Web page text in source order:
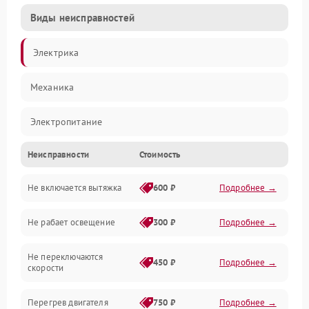
Виды неисправностей
Электрика
Механика
Электропитание
Вентиляция
Освещение
Механические повреждения
Электроника
Неисправности Стоимость
Не включается вытяжка 600 ₽ Подробнее →
Не рабает освещение 300 ₽ Подробнее →
Не переключаются
скорости
450 ₽ Подробнее →
Перегрев двигателя 750 ₽ Подробнее →